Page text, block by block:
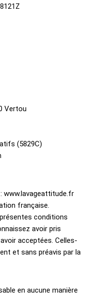
Vertou
(5829C)
www.lavageattitude.fr
française.
conditions
avoir pris
acceptées. Celles-
et sans préavis par la
en aucune manière